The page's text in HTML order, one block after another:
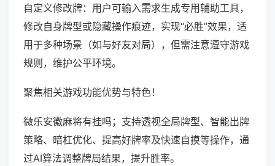
自定义修改牌：用户可输入需求生成专用辅助工具，
修改自身牌型或隐藏操作痕迹，实现“必胜”效果，适
用于多种场景（如与好友对局），但需注意遵守游戏
规则，维护公平环境。
聚焦相关游戏功能优势与特色！
微乐安徽麻将有挂吗；支持透视全局牌型、智能出牌
策略、暗杠优化、提高好牌率及快速自摸等操作，通
过AI算法调整牌局结果，提升胜率。